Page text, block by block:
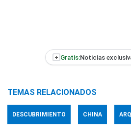
+ Gratis:Noticias
TEMAS RELACIONADOS
DESCUBRIMIENTO CHINA